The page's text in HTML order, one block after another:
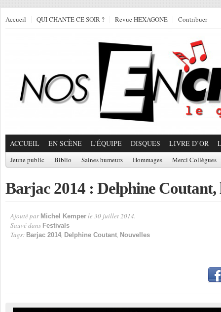
Accueil QUI CHANTE CE SOIR ? Revue HEXAGONE Contribuer
ACCUEIL EN SCÈNE L'ÉQUIPE DISQUES LIVRE D’OR
Jeune public Biblio Saines humeurs Hommages Merci Collègues
Barjac 2014 : Delphine Coutant,
Ajouté par Michel Kemper le 30 juillet 2014.
Sauvé dans Festivals
Tags: Barjac 2014, Delphine Coutant, Nouvelles